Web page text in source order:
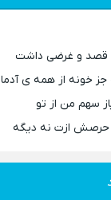
قصد و غرضی داشت
خونه از همه ی آدما
سهم من از تو
حرصش ازت نه دیگه